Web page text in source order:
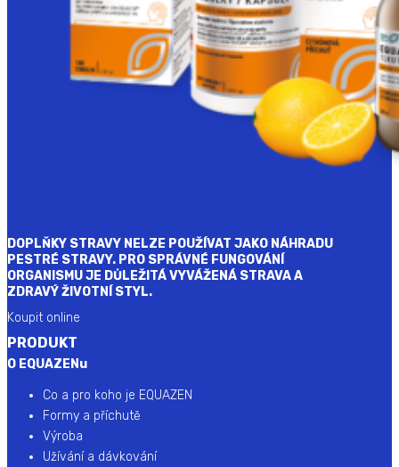
DOPLŇKY STRAVY NELZE POUŽÍVAT JAKO NÁHRADU
PESTRÉ STRAVY. PRO SPRÁVNÉ FUNGOVÁNÍ
ORGANISMU JE DŮLEŽITÁ VYVÁŽENÁ STRAVA A
ZDRAVÝ ŽIVOTNÍ STYL.
Koupit online
PRODUKT
O EQUAZENu
Co a pro koho je EQUAZEN
Formy a příchutě
Výroba
Užívání a dávkování